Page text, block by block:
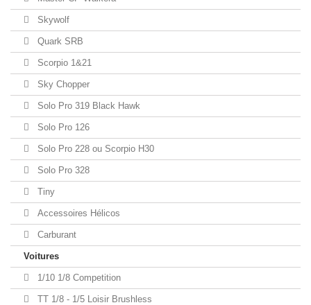
Skywolf
Quark SRB
Scorpio 1&21
Sky Chopper
Solo Pro 319 Black Hawk
Solo Pro 126
Solo Pro 228 ou Scorpio H30
Solo Pro 328
Tiny
Accessoires Hélicos
Carburant
Voitures
1/10 1/8 Competition
TT 1/8 - 1/5 Loisir Brushless